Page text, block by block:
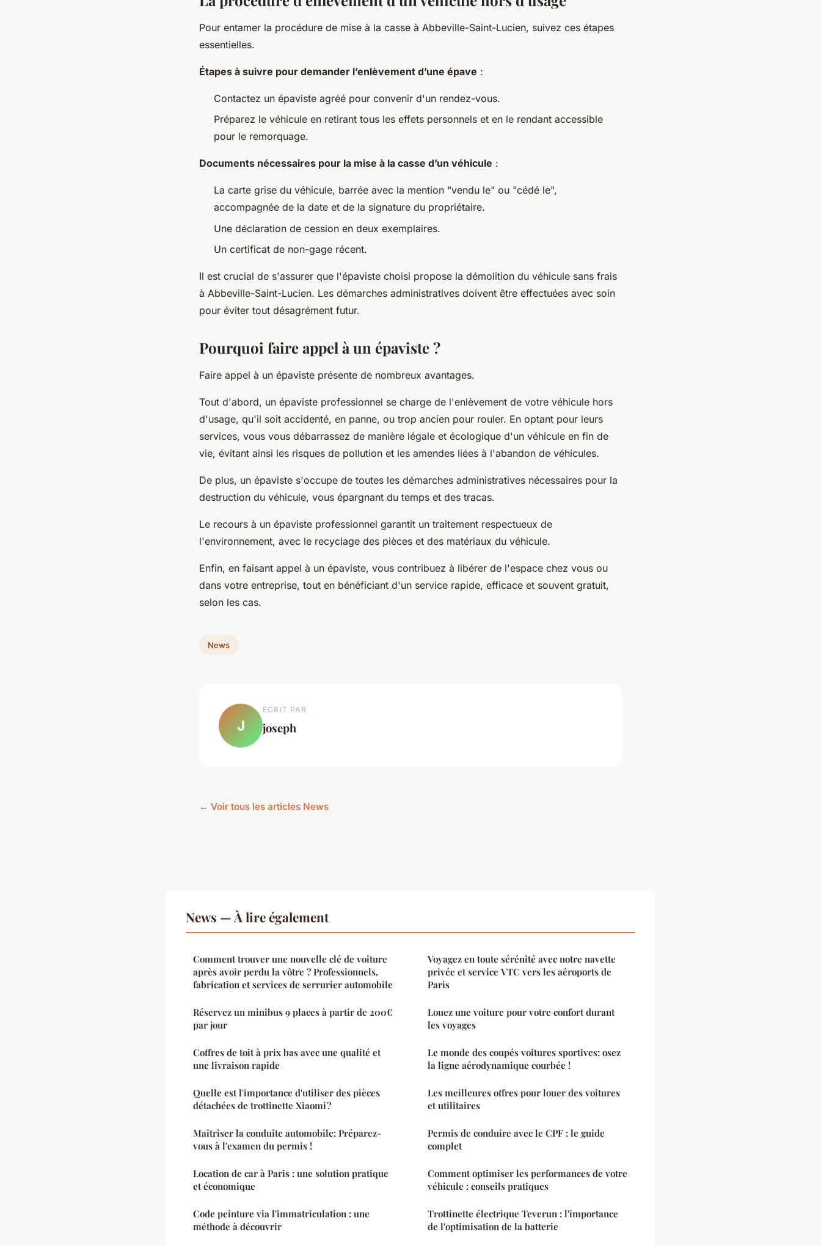
Pour entamer la procédure de mise à la casse à Abbeville-Saint-Lucien, suivez ces étapes
essentielles.
Étapes à suivre pour demander l’enlèvement d’une épave :
Contactez un épaviste agréé pour convenir d'un rendez-vous.
Préparez le véhicule en retirant tous les effets personnels et en le rendant accessible
pour le remorquage.
Documents nécessaires pour la mise à la casse d’un véhicule :
La carte grise du véhicule, barrée avec la mention "vendu le" ou "cédé le",
accompagnée de la date et de la signature du propriétaire.
Une déclaration de cession en deux exemplaires.
Un certificat de non-gage récent.
Il est crucial de s'assurer que l'épaviste choisi propose la démolition du véhicule sans frais
à Abbeville-Saint-Lucien. Les démarches administratives doivent être effectuées avec soin
pour éviter tout désagrément futur.
Pourquoi faire appel à un épaviste ?
Faire appel à un épaviste présente de nombreux avantages.
Tout d'abord, un épaviste professionnel se charge de l'enlèvement de votre véhicule hors
d'usage, qu'il soit accidenté, en panne, ou trop ancien pour rouler. En optant pour leurs
services, vous vous débarrassez de manière légale et écologique d'un véhicule en fin de
vie, évitant ainsi les risques de pollution et les amendes liées à l'abandon de véhicules.
De plus, un épaviste s'occupe de toutes les démarches administratives nécessaires pour la
destruction du véhicule, vous épargnant du temps et des tracas.
Le recours à un épaviste professionnel garantit un traitement respectueux de
l'environnement, avec le recyclage des pièces et des matériaux du véhicule.
Enfin, en faisant appel à un épaviste, vous contribuez à libérer de l'espace chez vous ou
dans votre entreprise, tout en bénéficiant d'un service rapide, efficace et souvent gratuit,
selon les cas.
News
J
ECRIT PAR
joseph
← Voir tous les articles News
News — À lire également
Comment trouver une nouvelle clé de voiture
après avoir perdu la vôtre ? Professionnels,
fabrication et services de serrurier automobile
Réservez un minibus 9 places à partir de 200€
par jour
Coffres de toit à prix bas avec une qualité et
une livraison rapide
Quelle est l'importance d'utiliser des pièces
détachées de trottinette Xiaomi ?
Maîtriser la conduite automobile: Préparez-
vous à l'examen du permis !
Location de car à Paris : une solution pratique
et économique
Code peinture via l'immatriculation : une
méthode à découvrir
Voyagez en toute sérénité avec notre navette
privée et service VTC vers les aéroports de
Paris
Louez une voiture pour votre confort durant
les voyages
Le monde des coupés voitures sportives: osez
la ligne aérodynamique courbée !
Les meilleures offres pour louer des voitures
et utilitaires
Permis de conduire avec le CPF : le guide
complet
Comment optimiser les performances de votre
véhicule : conseils pratiques
Trottinette électrique Teverun : l'importance
de l'optimisation de la batterie